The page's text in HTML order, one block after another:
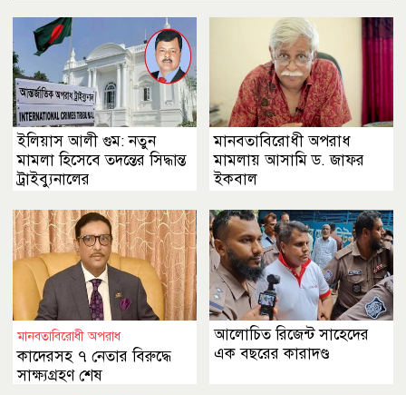
ইলিয়াস আলী গুম: নতুন
মামলা হিসেবে তদন্তের সিদ্ধান্ত
ট্রাইব্যুনালের
মানবতাবিরোধী অপরাধ
মামলায় আসামি ড. জাফর
ইকবাল
মানবতাবিরোধী অপরাধ
কাদেরসহ ৭ নেতার বিরুদ্ধে
সাক্ষ্যগ্রহণ শেষ
আলোচিত রিজেন্ট সাহেদের
এক বছরের কারাদণ্ড